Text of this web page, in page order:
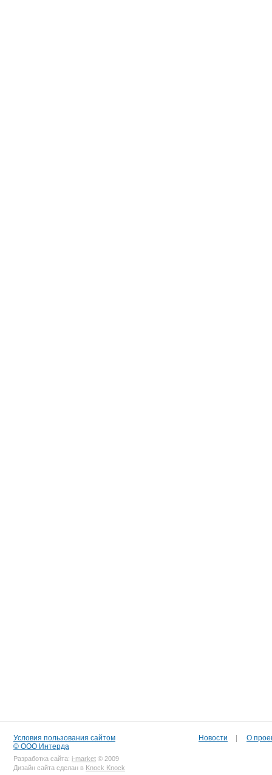
Условия пользования сайтом
© ООО Интерда
Разработка сайта: i-market © 2009
Дизайн сайта сделан в Knock Knock
Новости О